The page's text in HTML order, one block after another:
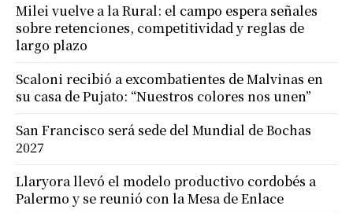
Milei vuelve a la Rural: el campo espera señales
sobre retenciones, competitividad y reglas de
largo plazo
Scaloni recibió a excombatientes de Malvinas en
su casa de Pujato: “Nuestros colores nos unen”
San Francisco será sede del Mundial de Bochas
2027
Llaryora llevó el modelo productivo cordobés a
Palermo y se reunió con la Mesa de Enlace